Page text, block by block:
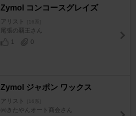
Zymol コンコースグレイズ
アリスト [16系]
尾張の覇王さん
1
0
Zymol ジャポン ワックス
アリスト [16系]
㈲きたやんオート商会さん